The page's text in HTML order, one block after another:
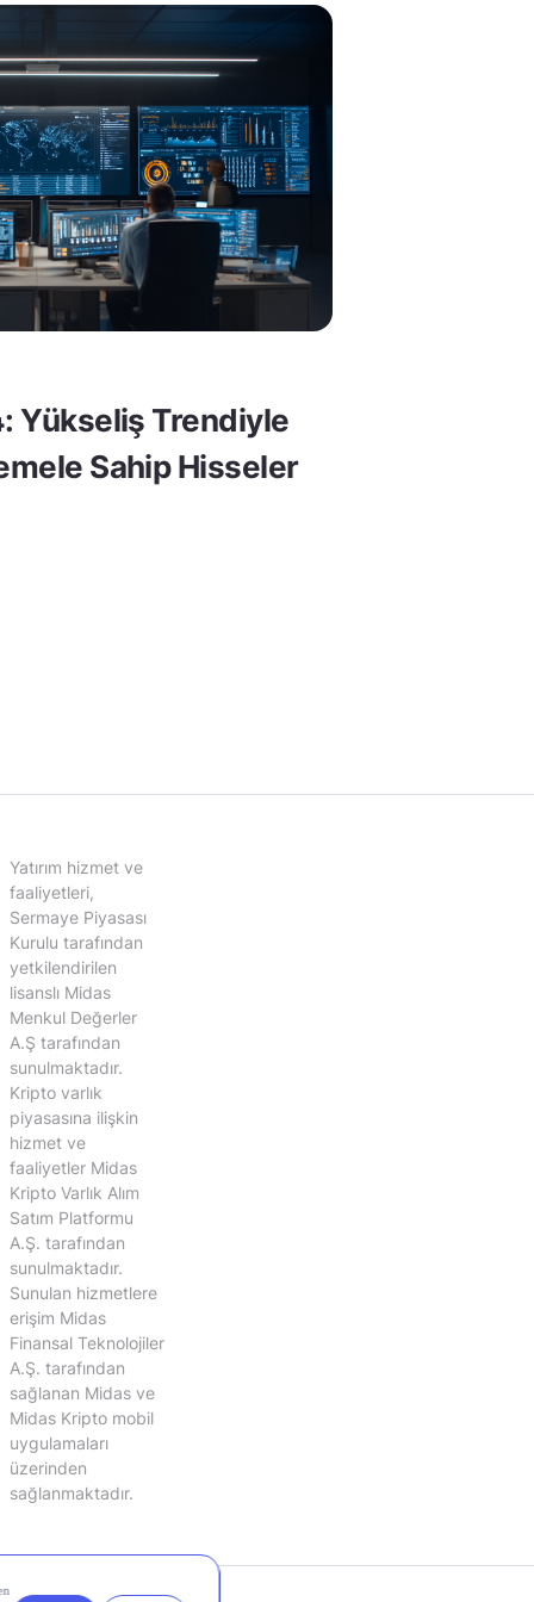
Yükseliş Trendiyle
Sahip Hisseler
Yatırım hizmet ve
faaliyetleri,
Sermaye Piyasası
Kurulu tarafından
yetkilendirilen
lisanslı Midas
Menkul Değerler
A.Ş tarafından
sunulmaktadır.
Kripto varlık
piyasasına ilişkin
hizmet ve
faaliyetler Midas
Kripto Varlık Alım
Satım Platformu
A.Ş. tarafından
sunulmaktadır.
Sunulan hizmetlere
erişim Midas
Finansal Teknolojiler
A.Ş. tarafından
sağlanan Midas ve
Midas Kripto mobil
uygulamaları
üzerinden
sağlanmaktadır.